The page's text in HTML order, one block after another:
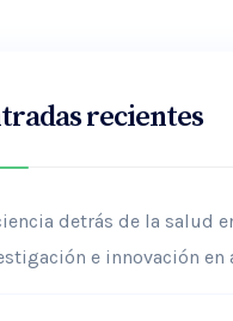
recientes
detrás de la salud
e innovación en